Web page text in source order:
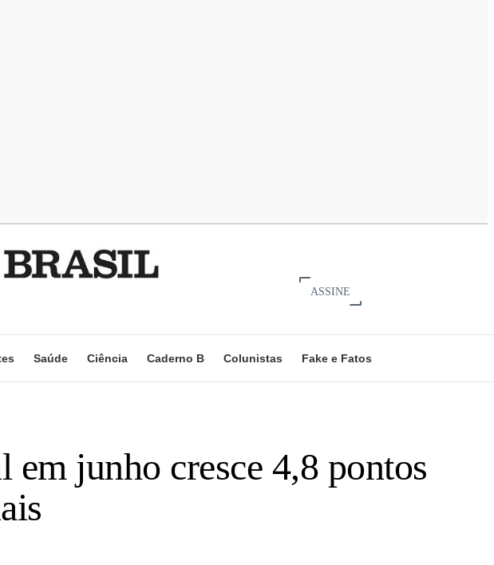
ASSINE
Saúde Ciência Caderno B Colunistas Fake e Fatos
em junho cresce 4,8 pontos